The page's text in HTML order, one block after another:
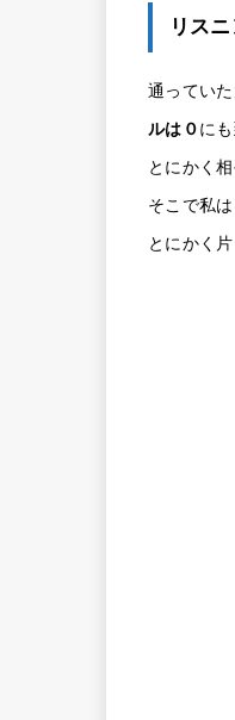
リス
通ってい
ルは０ に
とにかく
そこで私
とにかく